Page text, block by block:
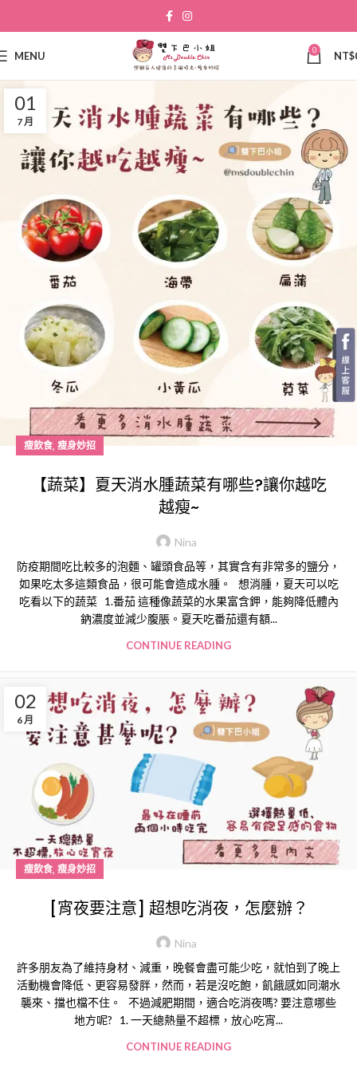
MENU 0 NT$
01
7 月
瘦飲食, 瘦身妙招
【蔬菜】夏天消水腫蔬菜有哪些?讓你越吃
越瘦~
Nina
防疫期間吃比較多的泡麵、罐頭食品等，其實含有非常多的鹽分，
如果吃太多這類食品，很可能會造成水腫。 想消腫，夏天可以吃
吃看以下的蔬菜 1.番茄 這種像蔬菜的水果富含鉀，能夠降低體內
鈉濃度並減少腹脹。夏天吃番茄還有額...
CONTINUE READING
02
6 月
瘦飲食, 瘦身妙招
[宵夜要注意] 超想吃消夜，怎麼辦？
Nina
許多朋友為了維持身材、減重，晚餐會盡可能少吃，就怕到了晚上
活動機會降低、更容易發胖，然而，若是沒吃飽，飢餓感如同潮水
襲來、擋也檔不住。 不過減肥期間，適合吃消夜嗎? 要注意哪些
地方呢? 1. 一天總熱量不超標，放心吃宵...
CONTINUE READING